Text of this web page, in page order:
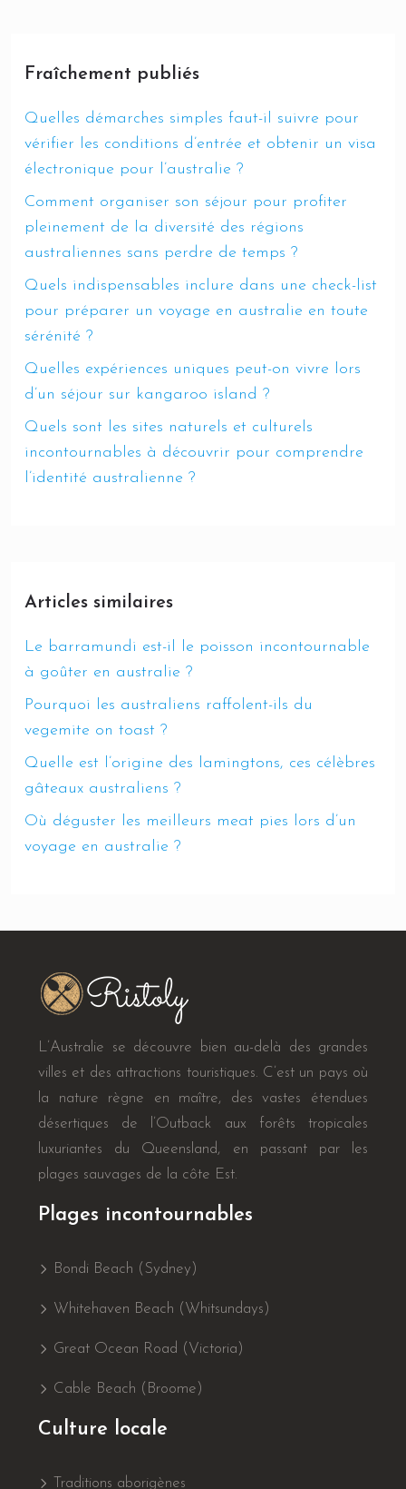
Fraîchement publiés
Quelles démarches simples faut-il suivre pour
vérifier les conditions d’entrée et obtenir un visa
électronique pour l’australie ?
Comment organiser son séjour pour profiter
pleinement de la diversité des régions
australiennes sans perdre de temps ?
Quels indispensables inclure dans une check-list
pour préparer un voyage en australie en toute
sérénité ?
Quelles expériences uniques peut-on vivre lors
d’un séjour sur kangaroo island ?
Quels sont les sites naturels et culturels
incontournables à découvrir pour comprendre
l’identité australienne ?
Articles similaires
Le barramundi est-il le poisson incontournable
à goûter en australie ?
Pourquoi les australiens raffolent-ils du
vegemite on toast ?
Quelle est l’origine des lamingtons, ces célèbres
gâteaux australiens ?
Où déguster les meilleurs meat pies lors d’un
voyage en australie ?
L’Australie se découvre bien au-delà des grandes
villes et des attractions touristiques. C’est un pays où
la nature règne en maître, des vastes étendues
désertiques de l’Outback aux forêts tropicales
luxuriantes du Queensland, en passant par les
plages sauvages de la côte Est.
Plages incontournables
Bondi Beach (Sydney)
Whitehaven Beach (Whitsundays)
Great Ocean Road (Victoria)
Cable Beach (Broome)
Culture locale
Traditions aborigènes